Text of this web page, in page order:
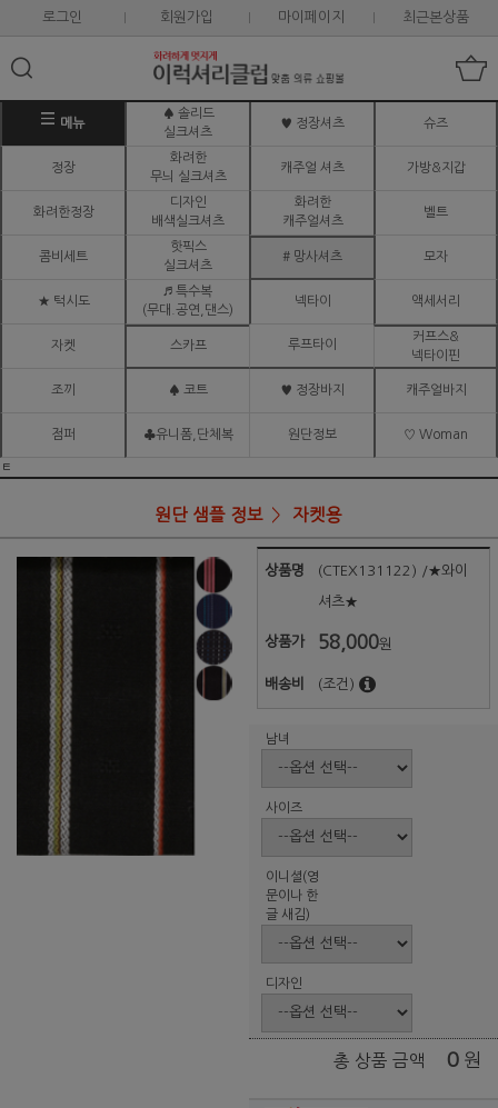
로그인 회원가입 마이페이지 최근본상품
메뉴
♠ 솔리드
실크셔츠
♥ 정장셔츠 슈즈
정장
화려한
무늬 실크셔츠
캐주얼 셔츠 가방&지갑
화려한정장
디자인
배색실크셔츠
화려한
캐주얼셔츠
벨트
콤비세트
핫픽스
실크셔츠
# 망사셔츠 모자
★ 턱시도
♬ 특수복
(무대.공연,댄스)
넥타이 액세서리
자켓 스카프 루프타이
커프스&
넥타이핀
조끼 ♠ 코트 ♥ 정장바지 캐주얼바지
점퍼 ♣유니폼,단체복 원단정보 ♡ Woman
ㅌ
원단 샘플 정보 자켓용
상품명 (CTEX131122) /★와이
셔츠★
상품가 58,000원
배송비 (조건)
남녀
사이즈
이니셜(영
문이나 한
글 새김)
디자인
총 상품 금액 0 원